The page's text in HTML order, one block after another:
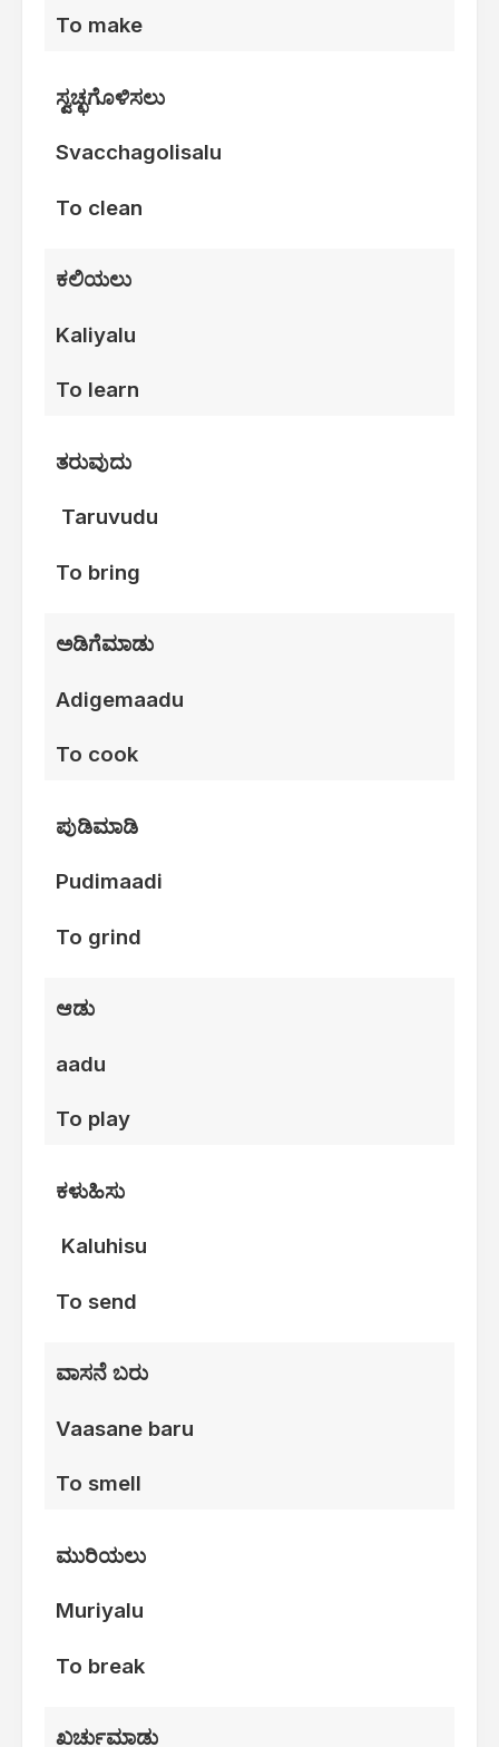
To make
ಸ್ವಚ್ಛಗೊಳಿಸಲು
Svacchagolisalu
To clean
ಕಲಿಯಲು
Kaliyalu
To learn
ತರುವುದು
Taruvudu
To bring
ಅಡಿಗೆಮಾಡು
Adigemaadu
To cook
ಪುಡಿಮಾಡಿ
Pudimaadi
To grind
ಆಡು
aadu
To play
ಕಳುಹಿಸು
Kaluhisu
To send
ವಾಸನೆ ಬರು
Vaasane baru
To smell
ಮುರಿಯಲು
Muriyalu
To break
ಖರ್ಚುಮಾಡು